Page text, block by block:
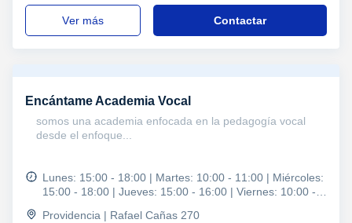
Musica, Iniciación Musical, Trompeta, Solfeo, Percusión,
Flauta, Musicoterapia, Ukelele, Relajación Pilates Yoga
Tai Chi, Artes marciales, Aerobic, Defensa personal,
ver más Contactar
Encántame Academia Vocal
somos una academia enfocada en la pedagogía vocal
desde el enfoque...
Lunes: 15:00 - 18:00 | Martes: 10:00 - 11:00 | Miércoles:
15:00 - 18:00 | Jueves: 15:00 - 16:00 | Viernes: 10:00 -
Providencia | Rafael Cañas 270